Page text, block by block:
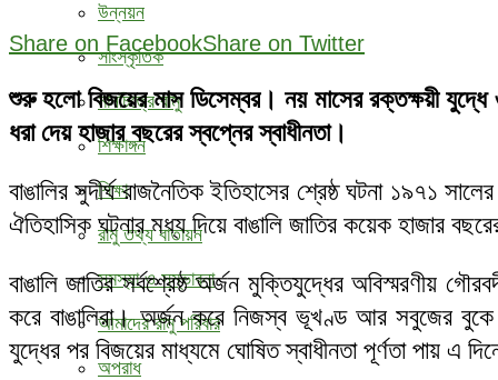
উন্নয়ন
সাংস্কৃতিক
মানচিত্রে রামু
শিক্ষাঙ্গন
শিক্ষা
রামু তথ্য বাতায়ন
সমস্যা ও সম্ভাবনা
আমাদের রামু পরিবার
অপরাধ
Share on FacebookShare on Twitter
শুরু হলো বিজয়ের মাস ডিসেম্বর। নয় মাসের রক্তক্ষয়ী যুদ্ধে
ধরা দেয় হাজার বছরের স্বপ্নের স্বাধীনতা।
বাঙালির সুদীর্ঘ রাজনৈতিক ইতিহাসের শ্রেষ্ঠ ঘটনা ১৯৭১
ঐতিহাসিক ঘটনার মধ্য দিয়ে বাঙালি জাতির কয়েক হাজার
বাঙালি জাতির সর্বশ্রেষ্ঠ অর্জন মুক্তিযুদ্ধের অবিস্মরণীয়
করে বাঙালিরা। অর্জন করে নিজস্ব ভূখণ্ড আর সবুজের বুকে
যুদ্ধের পর বিজয়ের মাধ্যমে ঘোষিত স্বাধীনতা পূর্ণতা পায় এ